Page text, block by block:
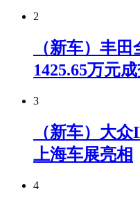
2
（新车）丰
1425.65万元
3
（新车）大
上海车展亮相
4